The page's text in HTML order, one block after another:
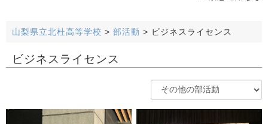
山梨県立北杜高等学校 > 部活動 > ビジネスライセンス
ビジネスライセンス